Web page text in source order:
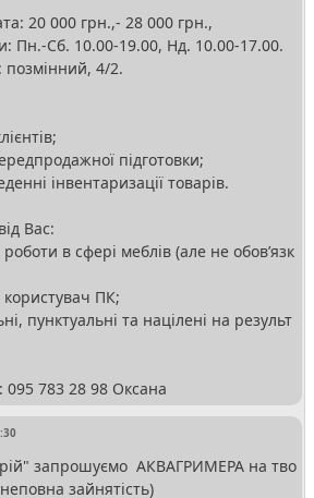
20 000 грн.,- 28 000 грн.,
Пн.-Сб. 10.00-19.00, Нд. 10.00-17.00.
4/2.
підготовки;
інвентаризації товарів.
Вас:
в сфері меблів (але не обов’язк
ПК;
пунктуальні та націлені на результ
запрошуємо АКВАГРИМЕРА на тво
зайнятість)